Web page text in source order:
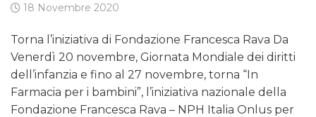
18 Novembre 2020
Torna l’iniziativa di Fondazione Francesca Rava Da
Venerdì 20 novembre, Giornata Mondiale dei diritti
dell’infanzia e fino al 27 novembre, torna “In
Farmacia per i bambini”, l’iniziativa nazionale della
Fondazione Francesca Rava – NPH Italia Onlus per